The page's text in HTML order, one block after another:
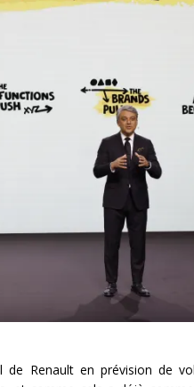
de Renault en prévision de